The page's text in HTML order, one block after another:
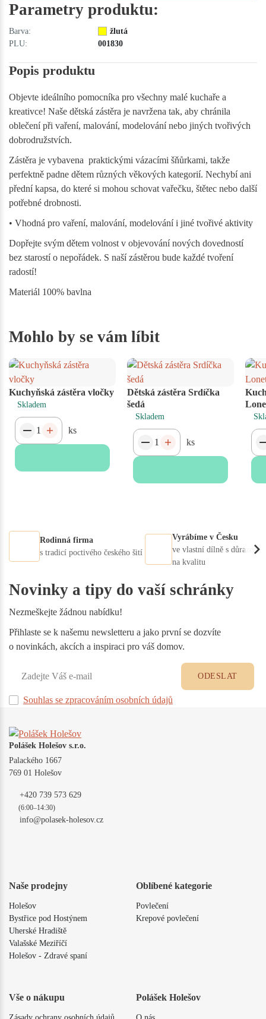
Parametry produktu:
Barva:
žlutá
PLU:
001830
Popis produktu
Objevte ideálního pomocníka pro všechny malé kuchaře a
kreativce! Naše dětská zástěra je navržena tak, aby chránila
oblečení při vaření, malování, modelování nebo jiných tvořivých
dobrodružstvích.
Zástěra je vybavena praktickými vázacími šňůrkami, takže
perfektně padne dětem různých věkových kategorií. Nechybí ani
přední kapsa, do které si mohou schovat vařečku, štětec nebo další
potřebné drobnosti.
• Vhodná pro vaření, malování, modelování i jiné tvořivé aktivity
Dopřejte svým dětem volnost v objevování nových dovedností
bez starostí o nepořádek. S naší zástěrou bude každé tvoření
radostí!
Materiál 100% bavlna
Mohlo by se vám líbit
Kuchyňská zástěra vločky
Skladem
ks
Dětská zástěra Srdíčka
šedá
Skladem
ks
Rodinná firma
s tradicí poctivého českého šití
Vyrábíme v Česku
ve vlastní dílně s důrazem
na kvalitu
Novinky a tipy do vaší schránky
Nezmeškejte žádnou nabídku!
Přihlaste se k našemu newsletteru a jako první se dozvíte
o novinkách, akcích a inspiraci pro váš domov.
Souhlas se zpracováním osobních údajů
ODESLAT
Polášek Holešov s.r.o.
Palackého 1667
769 01 Holešov
+420 739 573 629
(6:00–14:30)
info@polasek-holesov.cz
Naše prodejny
Holešov
Bystřice pod Hostýnem
Uherské Hradiště
Valašské Meziříčí
Holešov - Zdravé spaní
Oblíbené kategorie
Povlečení
Krepové povlečení
Vše o nákupu Polášek Holešov